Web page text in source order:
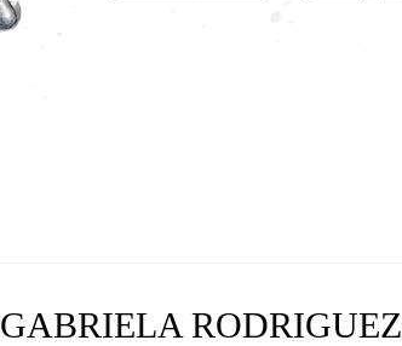
GABRIELA RODRIGUEZ